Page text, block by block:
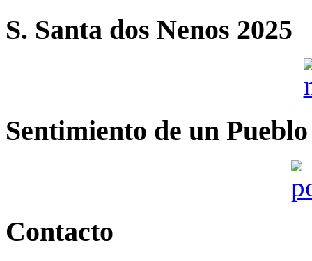
S. Santa dos Nenos 2025
Sentimiento de un Pueblo
Contacto